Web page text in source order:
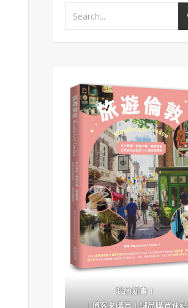
我的新書！
｜博客來購買｜誠品購買連結